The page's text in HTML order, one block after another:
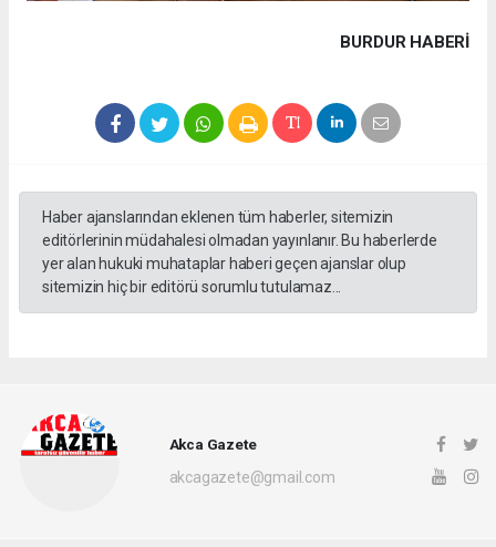
BURDUR HABERİ
Haber ajanslarından eklenen tüm haberler, sitemizin
editörlerinin müdahalesi olmadan yayınlanır. Bu haberlerde
yer alan hukuki muhataplar haberi geçen ajanslar olup
sitemizin hiç bir editörü sorumlu tutulamaz...
Akca Gazete
akcagazete@gmail.com